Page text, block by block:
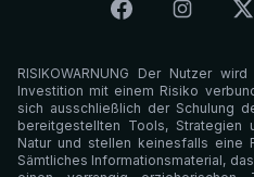
FacebookIntagram
RISIKOWARNUNG Der Nutzer
Investition mit einem Risiko
sich ausschließlich der Schulung
bereitgestellten Tools, Strategien
Natur und stellen keinesfalls eine
Sämtliches Informationsmaterial,